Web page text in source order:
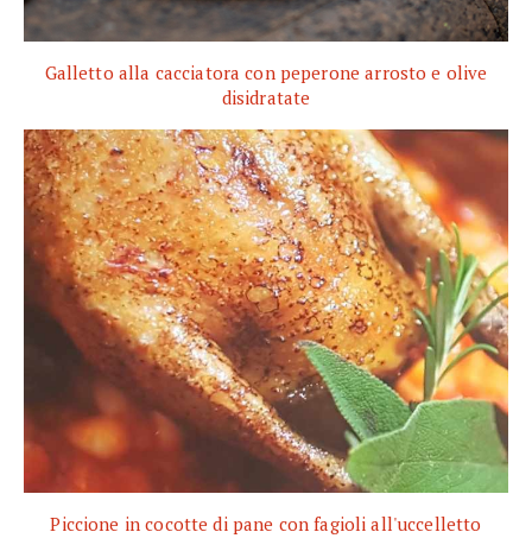
Galletto alla cacciatora con peperone arrosto e olive
disidratate
Piccione in cocotte di pane con fagioli all'uccelletto